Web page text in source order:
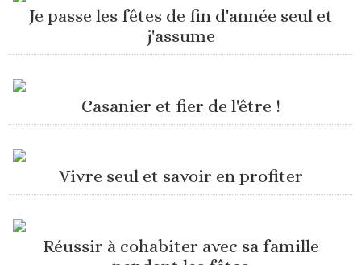
Je passe les fêtes de fin d'année seul et
j'assume
Casanier et fier de l'être !
Vivre seul et savoir en profiter
Réussir à cohabiter avec sa famille